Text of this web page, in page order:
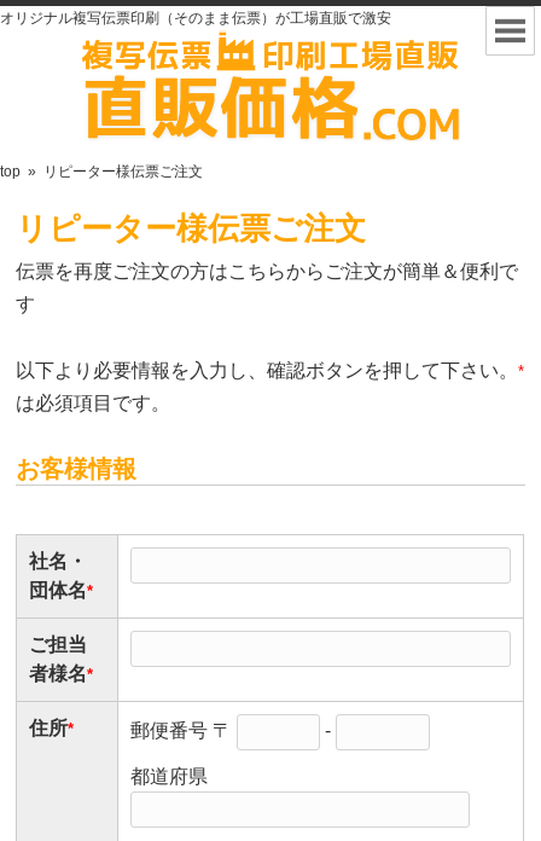
オリジナル複写伝票印刷（そのまま伝票）が工場直販で激安
top » リピーター様伝票ご注文
リピーター様伝票ご注文
伝票を再度ご注文の方はこちらからご注文が簡単＆便利で
す
以下より必要情報を入力し、確認ボタンを押して下さい。*
は必須項目です。
お客様情報
社名・
団体名*
ご担当
者様名*
住所* 郵便番号 〒 -
都道府県